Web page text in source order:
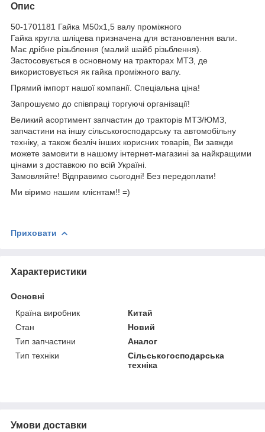
Опис
50-1701181 Гайка М50х1,5 валу проміжного
Гайка кругла шліцева призначена для встановлення вали.
Має дрібне різьблення (малий шайб різьблення).
Застосовується в основному на тракторах МТЗ, де
використовується як гайка проміжного валу.
Прямий імпорт нашої компанії. Спеціальна ціна!
Запрошуємо до співпраці торгуючі організації!
Великий асортимент запчастин до тракторів МТЗ/ЮМЗ,
запчастини на іншу сільськогосподарську та автомобільну
техніку, а також безліч інших корисних товарів, Ви завжди
можете замовити в нашому інтернет-магазині за найкращими
цінами з доставкою по всій Україні.
Замовляйте! Відправимо сьогодні! Без передоплати!
Ми віримо нашим клієнтам!! =)
Приховати
Характеристики
Основні
Країна виробник
Китай
Стан
Новий
Тип запчастини
Аналог
Тип техніки
Сільськогосподарська
техніка
Умови доставки